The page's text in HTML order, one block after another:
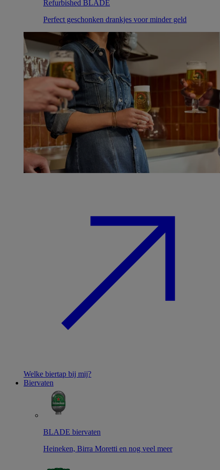
Refurbished BLADE
Perfect geschonken drankjes voor minder geld
Welke biertap bij mij?
Biervaten
BLADE biervaten
Heineken, Birra Moretti en nog veel meer